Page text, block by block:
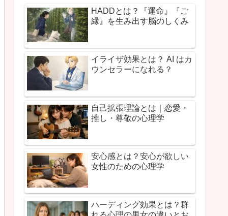
HADDとは？『運命』『ご
縁』を生み出す脳のしくみ
イライザ効果とは？ AI はカ
ウンセラーになれる？
自己拡張理論とは｜恋愛・
推し・尊敬の心理学
安心感とは？安心が欲しい
女性のための心理学
ハーディング効果とは？群